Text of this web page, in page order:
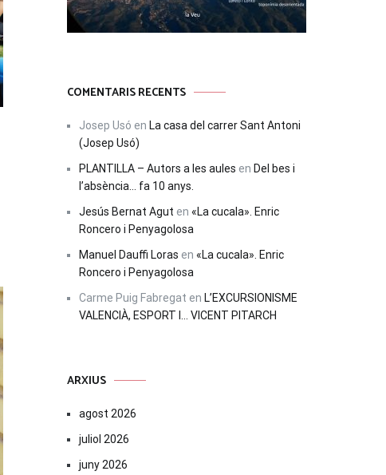
COMENTARIS RECENTS
Josep Usó en La casa del carrer Sant Antoni
(Josep Usó)
PLANTILLA – Autors a les aules en Del bes i
l’absència… fa 10 anys.
Jesús Bernat Agut en «La cucala». Enric
Roncero i Penyagolosa
Manuel Dauffi Loras en «La cucala». Enric
Roncero i Penyagolosa
Carme Puig Fabregat en L’EXCURSIONISME
VALENCIÀ, ESPORT I… VICENT PITARCH
ARXIUS
agost 2026
juliol 2026
juny 2026